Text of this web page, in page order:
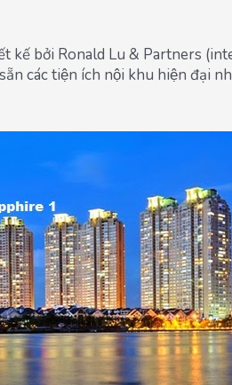
kế bởi Ronald Lu & Partners
các tiện ích nội khu hiện đại